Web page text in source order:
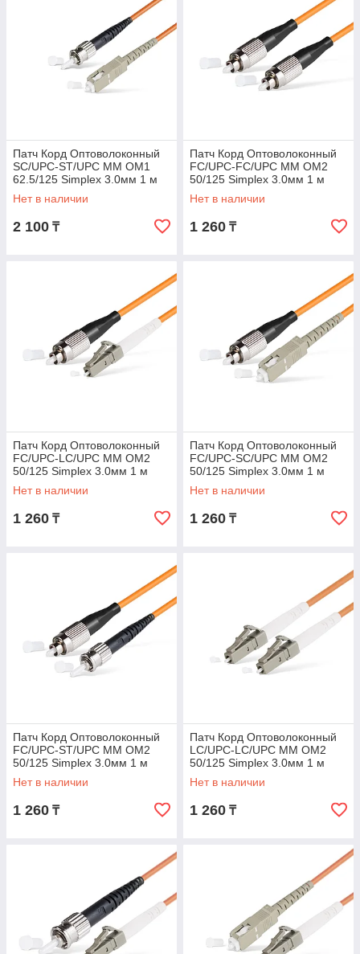
Патч Корд Оптоволоконный
SC/UPC-ST/UPC MM OM1
62.5/125 Simplex 3.0мм 1 м
Нет в наличии
2 100 ₸
Патч Корд Оптоволоконный
FC/UPC-FC/UPC MM OM2
50/125 Simplex 3.0мм 1 м
Нет в наличии
1 260 ₸
Патч Корд Оптоволоконный
FC/UPC-LC/UPC MM OM2
50/125 Simplex 3.0мм 1 м
Нет в наличии
1 260 ₸
Патч Корд Оптоволоконный
FC/UPC-SC/UPC MM OM2
50/125 Simplex 3.0мм 1 м
Нет в наличии
1 260 ₸
Патч Корд Оптоволоконный
FC/UPC-ST/UPC MM OM2
50/125 Simplex 3.0мм 1 м
Нет в наличии
1 260 ₸
Патч Корд Оптоволоконный
LC/UPC-LC/UPC MM OM2
50/125 Simplex 3.0мм 1 м
Нет в наличии
1 260 ₸